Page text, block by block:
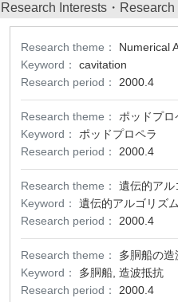
Research Interests・
Research theme：
Numerical
Keyword：
cavitation
Research period：
2000.4
Research theme：
ポッドプ
Keyword：
ポッドプロペラ
Research period：
2000.4
Research theme：
遺伝的アル
Keyword：
遺伝的アルゴリズ
Research period：
2000.4
Research theme：
多胴船の
Keyword：
多胴船, 造波抵抗
Research period：
2000.4